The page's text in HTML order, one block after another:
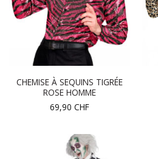
CHEMISE À SEQUINS TIGRÉE
ROSE HOMME
69,90 CHF